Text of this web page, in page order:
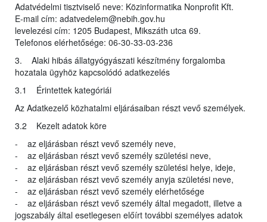
Adatvédelmi tisztviselő neve: Közinformatika Nonprofit Kft.
E-mail cím: adatvedelem@nebih.gov.hu
levelezési cím: 1205 Budapest, Mikszáth utca 69.
Telefonos elérhetősége: 06-30-33-03-236
3. Alaki hibás állatgyógyászati készítmény forgalomba
hozatala ügyhöz kapcsolódó adatkezelés
3.1 Érintettek kategóriái
Az Adatkezelő közhatalmi eljárásaiban részt vevő személyek.
3.2 Kezelt adatok köre
- az eljárásban részt vevő személy neve,
- az eljárásban részt vevő személy születési neve,
- az eljárásban részt vevő személy születési helye, ideje,
- az eljárásban részt vevő személy anyja születési neve,
- az eljárásban részt vevő személy elérhetősége
- az eljárásban részt vevő személy által megadott, illetve a
jogszabály által esetlegesen előírt további személyes adatok